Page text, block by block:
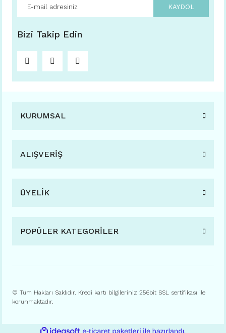
KAYDOL
Bizi Takip Edin
KURUMSAL
ALIŞVERİŞ
ÜYELİK
POPÜLER KATEGORİLER
© Tüm Hakları Saklıdır. Kredi kartı bilgileriniz 256bit SSL sertifikası ile
korunmaktadır.
ideasoft e-